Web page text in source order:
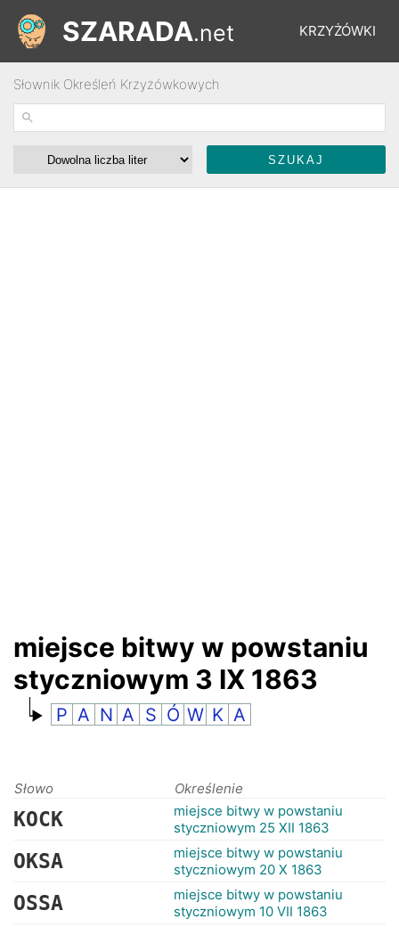
KRZYŻÓWKI
ŁAMIGŁÓWKI
SZARADA.net
Słownik Określeń Krzyżówkowych
miejsce bitwy w powstaniu
styczniowym 3 IX 1863
P A N A S Ó W K A
Słowo Określenie
KOCK
miejsce bitwy w powstaniu
styczniowym 25 XII 1863
OKSA
miejsce bitwy w powstaniu
styczniowym 20 X 1863
OSSA
miejsce bitwy w powstaniu
styczniowym 10 VII 1863